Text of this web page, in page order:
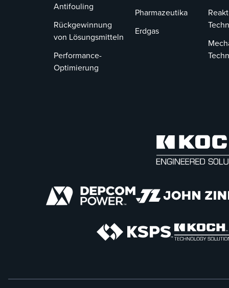
Antifouling
Rückgewinnung
von Lösungsmitteln
Performance-
Optimierung
Pharmazeutika
Erdgas